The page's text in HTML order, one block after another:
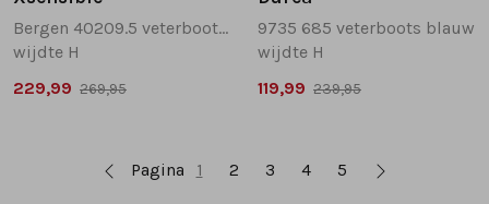
Bergen 40209.5 veterboots donkerblauw
wijdte H
229,99 269,95
9735 685 veterboots blauw
wijdte H
119,99 239,95
Pagina 1 2 3 4 5